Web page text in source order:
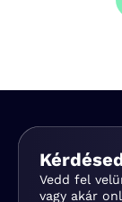
Vedd fel
vagy akár